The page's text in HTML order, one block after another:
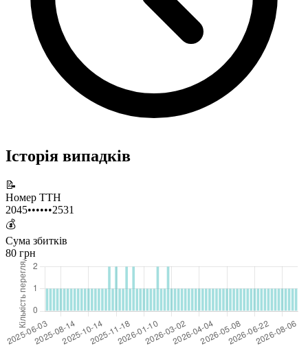
Історія випадків
📝
Номер ТТН
2045••••••2531
💰
Сума збитків
80 грн